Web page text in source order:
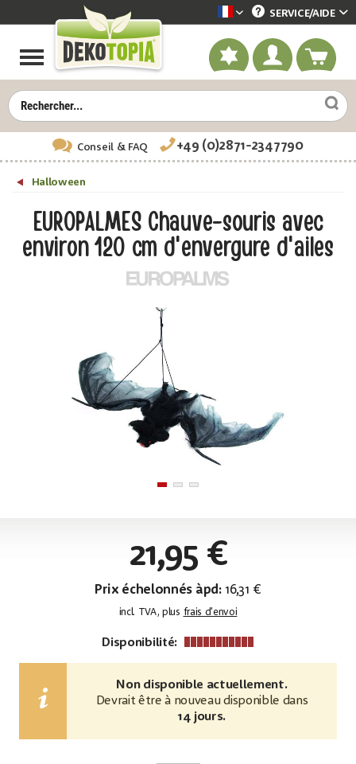
Dekotopia französisch
SERVICE/AIDE
Conseil& FAQ +49 (0)2871-2347790
Halloween
EUROPALMES Chauve-souris avec
environ 120 cm d'envergure d'ailes
21,95 €
Prix échelonnés àpd:16,31 €
incl. TVA, plus frais d'envoi
Disponibilité:
Non disponible actuellement.
Devrait être à nouveau disponible dans
14 jours.